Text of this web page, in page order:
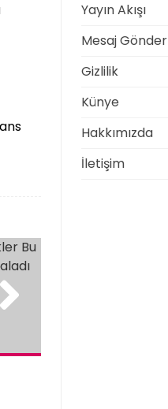
Yayın Akışı
Mesaj Gönder
Gizlilik
Künye
Hakkımızda
İletişim